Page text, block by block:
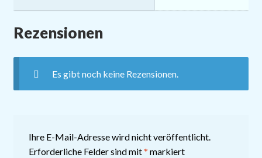
Rezensionen
Es gibt noch keine Rezensionen.
Ihre E-Mail-Adresse wird nicht veröffentlicht.
Erforderliche Felder sind mit* markiert